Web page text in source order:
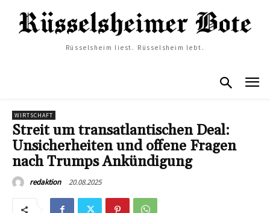
Rüsselsheim liest. Rüsselsheim lebt.
WIRTSCHAFT
Streit um transatlantischen Deal:
Unsicherheiten und offene Fragen
nach Trumps Ankündigung
redaktion 20.08.2025